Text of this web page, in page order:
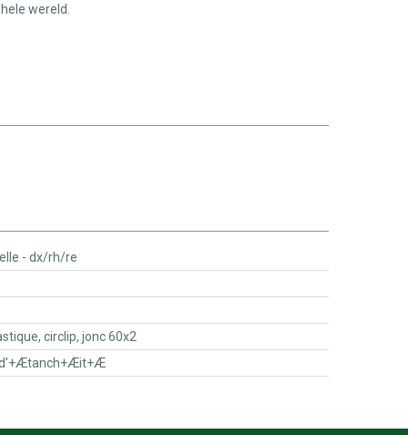
wereld.
chandelle - dx/rh/re
anneau +Ælastique, circlip, jonc 60x2
jeu de joints d'+Ætanch+Æit+Æ